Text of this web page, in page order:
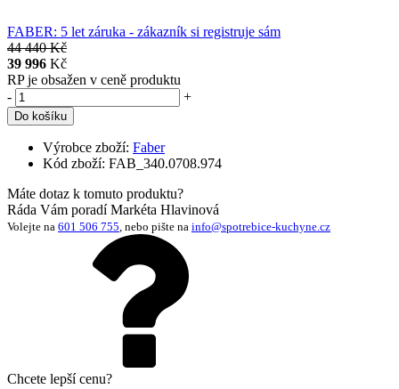
FABER: 5 let záruka - zákazník si registruje sám
44 440 Kč
39 996 Kč
RPje obsažen v ceně produktu
-
+
Výrobce zboží: Faber
Kód zboží: FAB_340.0708.974
Máte dotaz k tomuto produktu?
Ráda Vám poradí Markéta Hlavinová
Volejte na 601 506 755 , nebo pište na info@spotrebice-kuchyne.cz
Chcete lepší cenu?